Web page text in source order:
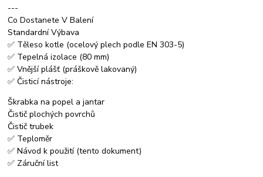
---
Co Dostanete V Balení
Standardní Výbava
✅ Těleso kotle (ocelový plech podle EN 303-5)
✅ Tepelná izolace (80 mm)
✅ Vnější plášť (práškově lakovaný)
✅ Čisticí nástroje:
Škrabka na popel a jantar
Čistič plochých povrchů
Čistič trubek
✅ Teploměr
✅ Návod k použití (tento dokument)
✅ Záruční list